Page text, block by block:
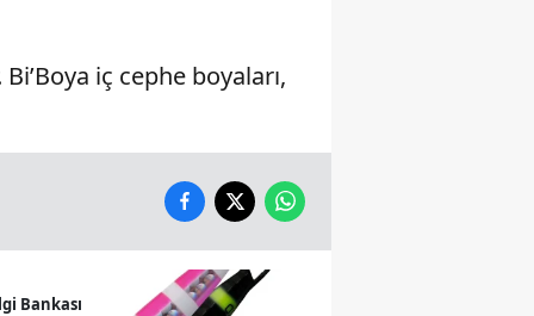
Zonguldak
Bayburt
Kırıkkale
iç cephe boyaları,
Bankası